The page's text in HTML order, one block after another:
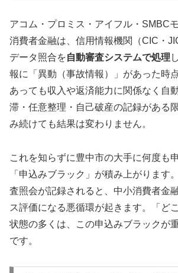
アコム・プロミス・アイフル・SMBC
消費者金融は、信用情報機関（CIC・
データ照合を自動審査システムで処理
報に「異動（事故情報）」があった時
あっても収入や返済能力に関係なく自
滞・任意整理・自己破産の記録がある
み続けても結果は変わりません。
これを知らずに豊中市の大手に何度も
「申込みブラック」が積み上がります
査照会が記録されると、中小消費者金
ス評価になる悪循環が起きます。「ど
状態の多くは、この申込みブラックが
です。